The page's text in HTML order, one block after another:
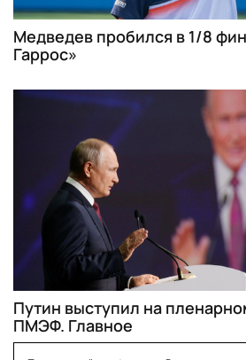
Медведев пробился в 1/8
Гаррос»
Путин выступил на
ПМЭФ. Главное